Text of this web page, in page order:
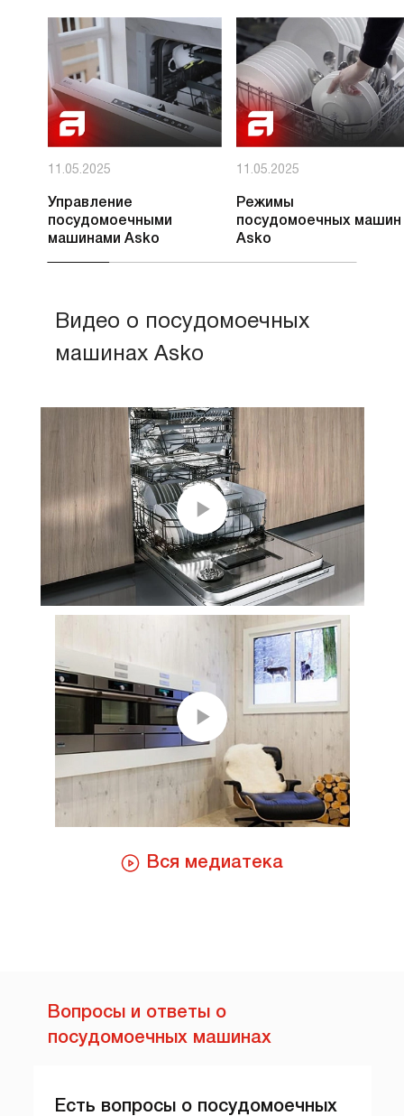
11.05.2025
Управление
посудомоечными
машинами Asko
11.05.2025
Режимы
посудомоечных машин
Asko
Видео о посудомоечных
машинах Asko
Вся медиатека
Вопросы и ответы о
посудомоечных машинах
Есть вопросы о посудомоечных